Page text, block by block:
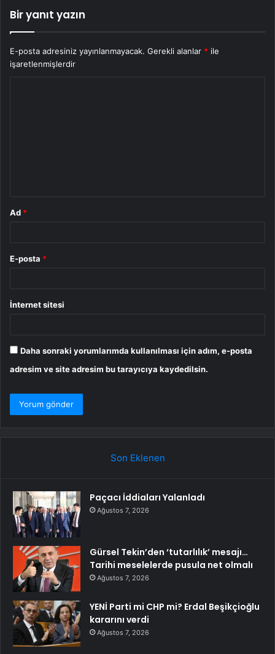
Bir yanıt yazın
E-posta adresiniz yayınlanmayacak. Gerekli alanlar * ile
işaretlenmişlerdir
Ad *
E-posta *
İnternet sitesi
Daha sonraki yorumlarımda kullanılması için adım, e-posta
adresim ve site adresim bu tarayıcıya kaydedilsin.
Son Eklenen
Paçacı İddiaları Yalanladı
Ağustos 7, 2026
Gürsel Tekin’den ‘tutarlılık’ mesajı…
Tarihi meselelerde pusula net olmalı
Ağustos 7, 2026
YENİ Parti mi CHP mi? Erdal Beşikçioğlu
kararını verdi
Ağustos 7, 2026